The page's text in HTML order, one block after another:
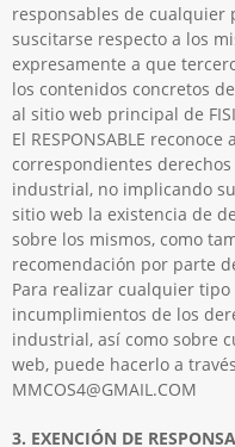
responsables de cualquier
suscitarse respecto a los
expresamente a que
los contenidos concretos
al sitio web principal de
El RESPONSABLE
correspondientes
industrial, no implicando
sitio web la existencia de
sobre los mismos, como
recomendación por parte
Para realizar cualquier
incumplimientos de los
industrial, así como sobre
web, puede hacerlo a
MMCOS4@GMAIL.COM
3. EXENCIÓN DE